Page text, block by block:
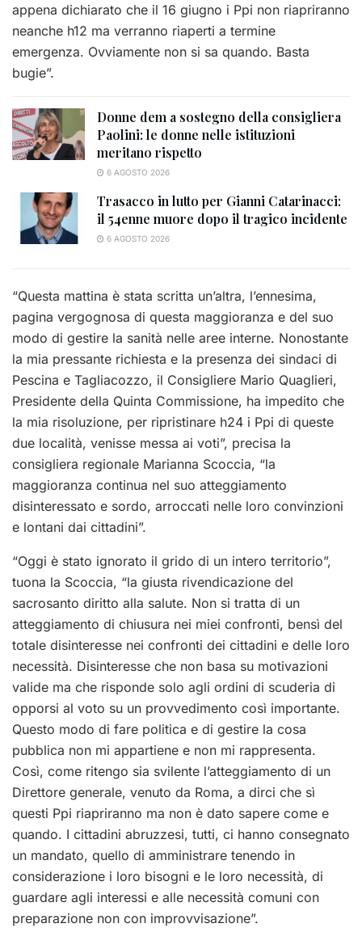
appena dichiarato che il 16 giugno i Ppi non riapriranno
neanche h12 ma verranno riaperti a termine
emergenza. Ovviamente non si sa quando. Basta
bugie”.
Donne dem a sostegno della consigliera
Paolini: le donne nelle istituzioni
meritano rispetto
6 AGOSTO 2026
Trasacco in lutto per Gianni Catarinacci:
il 54enne muore dopo il tragico incidente
6 AGOSTO 2026
“Questa mattina è stata scritta un’altra, l’ennesima,
pagina vergognosa di questa maggioranza e del suo
modo di gestire la sanità nelle aree interne. Nonostante
la mia pressante richiesta e la presenza dei sindaci di
Pescina e Tagliacozzo, il Consigliere Mario Quaglieri,
Presidente della Quinta Commissione, ha impedito che
la mia risoluzione, per ripristinare h24 i Ppi di queste
due località, venisse messa ai voti”, precisa la
consigliera regionale Marianna Scoccia, “la
maggioranza continua nel suo atteggiamento
disinteressato e sordo, arroccati nelle loro convinzioni
e lontani dai cittadini”.
“Oggi è stato ignorato il grido di un intero territorio”,
tuona la Scoccia, “la giusta rivendicazione del
sacrosanto diritto alla salute. Non si tratta di un
atteggiamento di chiusura nei miei confronti, bensì del
totale disinteresse nei confronti dei cittadini e delle loro
necessità. Disinteresse che non basa su motivazioni
valide ma che risponde solo agli ordini di scuderia di
opporsi al voto su un provvedimento così importante.
Questo modo di fare politica e di gestire la cosa
pubblica non mi appartiene e non mi rappresenta.
Così, come ritengo sia svilente l’atteggiamento di un
Direttore generale, venuto da Roma, a dirci che sì
questi Ppi riapriranno ma non è dato sapere come e
quando. I cittadini abruzzesi, tutti, ci hanno consegnato
un mandato, quello di amministrare tenendo in
considerazione i loro bisogni e le loro necessità, di
guardare agli interessi e alle necessità comuni con
preparazione non con improvvisazione”.